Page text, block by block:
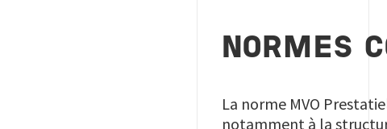
NORMES
La norme MVO
notamment à la